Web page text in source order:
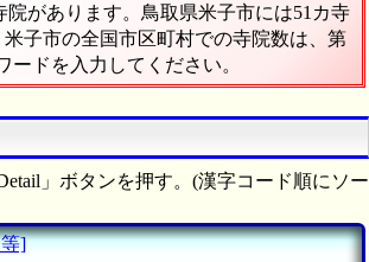
があります。鳥取県米子市には51カ寺
子市の全国市区町村での寺院数は、第
ドを入力してください。
」ボタンを押す。(漢字コード順にソー
]